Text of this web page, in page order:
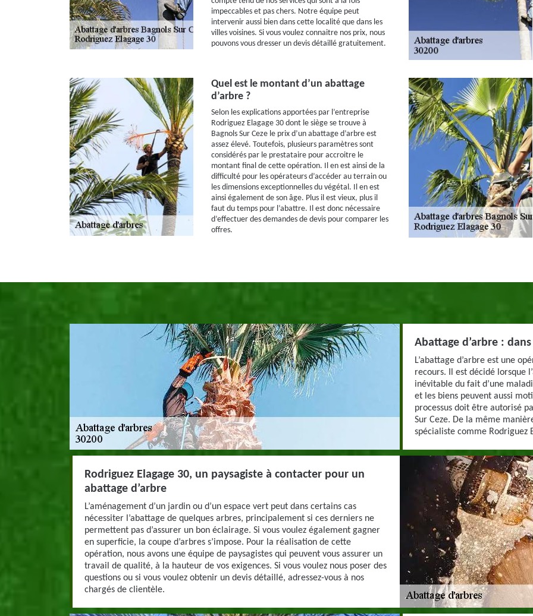
impeccables et pas chers. Notre équipe peut
intervenir aussi bien dans cette localité que dans les
villes voisines. Si vous voulez connaitre nos prix, nous
pouvons vous dresser un devis détaillé gratuitement.
Quel est le montant d’un abattage
d’arbre ?
Selon les explications apportées par l’entreprise
Rodriguez Elagage 30 dont le siège se trouve à
Bagnols Sur Ceze le prix d’un abattage d’arbre est
assez élevé. Toutefois, plusieurs paramètres sont
considérés par le prestataire pour accroitre le
montant final de cette opération. Il en est ainsi de la
difficulté pour les opérateurs d’accéder au terrain ou
les dimensions exceptionnelles du végétal. Il en est
ainsi également de son âge. Plus il est vieux, plus il
faut du temps pour l’abattre. Il est donc nécessaire
d’effectuer des demandes de devis pour comparer les
offres.
Abattage d’arbre :
L’abattage d’arbre est une
recours. Il est décidé lorsque
inévitable du fait d’une
et les biens peuvent aussi
processus doit être autorisé
Sur Ceze. De la même
spécialiste comme Rodriguez
Rodriguez Elagage 30, un paysagiste à contacter pour un
abattage d’arbre
L’aménagement d’un jardin ou d’un espace vert peut dans certains cas
nécessiter l’abattage de quelques arbres, principalement si ces derniers ne
permettent pas d’assurer un bon éclairage. Si vous voulez également gagner
en superficie, la coupe d’arbres s’impose. Pour la réalisation de cette
opération, nous avons une équipe de paysagistes qui peuvent vous assurer un
travail de qualité, à la hauteur de vos exigences. Si vous voulez nous poser des
questions ou si vous voulez obtenir un devis détaillé, adressez-vous à nos
chargés de clientèle.